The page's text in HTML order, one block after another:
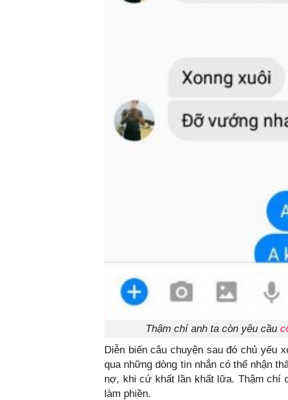
Thậm chí anh ta còn yêu cầu
Diễn biến câu chuyện sau đó chủ yếu
qua những dòng tin nhắn có thể nhận
nợ, khi cứ khất lần khất lữa. Thậm chí
làm phiền.